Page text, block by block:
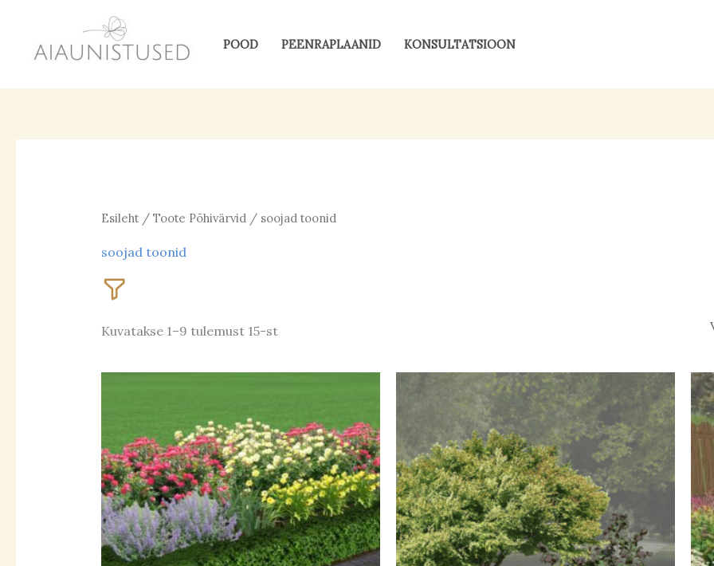
content
POOD PEENRAPLAANID KONSULTATSIOON
Esileht/ Toote Põhivärvid / soojad toonid
soojad toonid
päikeseline(36)
poolvarjuline (27)
varjuline(5)
Mulla niiskus Mulla happelisus
Kuvatakse 1–9 tulemust 15-st